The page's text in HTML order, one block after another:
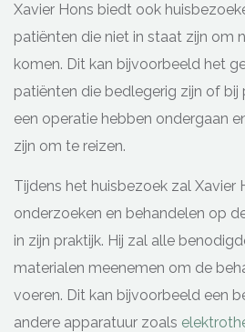
Xavier Hons biedt ook
patiënten die niet in staat zijn om
komen. Dit kan bijvoorbeeld het
patiënten die bedlegerig zijn of bij
een operatie hebben ondergaan
zijn om te reizen.
Tijdens het huisbezoek zal Xavier
onderzoeken en behandelen op
in zijn praktijk. Hij zal alle
materialen meenemen om de
voeren. Dit kan bijvoorbeeld een
andere apparatuur zoals